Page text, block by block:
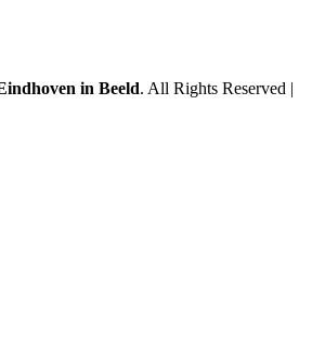
in Beeld. All Rights Reserved |